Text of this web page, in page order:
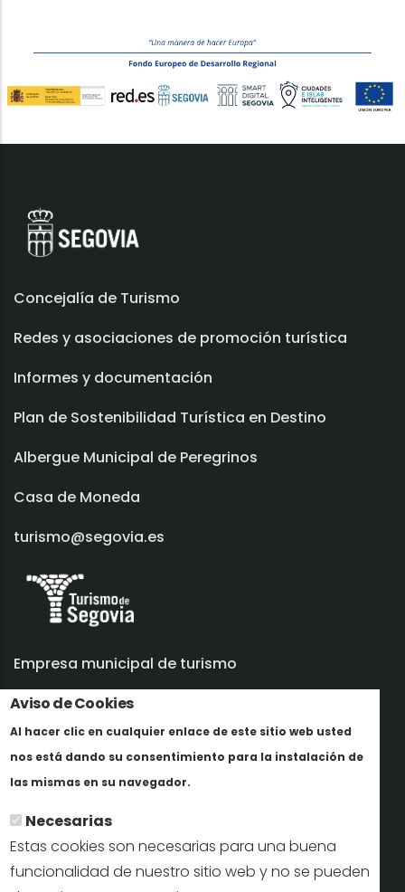
Aviso de Cookies
Al hacer clic en cualquier enlace de este sitio web usted
nos está dando su consentimiento para la instalación de
las mismas en su navegador.
Necesarias
Estas cookies son necesarias para una buena
funcionalidad de nuestro sitio web y no se pueden
Concejalía de Turismo
Redes y asociaciones de promoción turística
Informes y documentación
Plan de Sostenibilidad Turística en Destino
Albergue Municipal de Peregrinos
Casa de Moneda
turismo@segovia.es
Empresa municipal de turismo
Trabaja con nosotros
Informes y documentación
Perfil del contratante
Oficinas de Turismo
reservas@turismodesegovia.com